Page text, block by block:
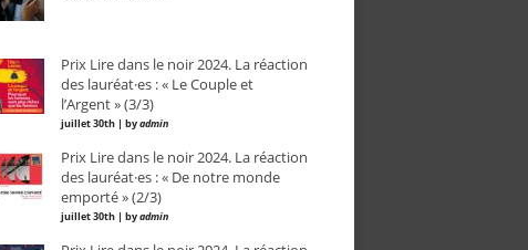
Prix Lire dans le noir 2024. La réaction
des lauréat·es : « Le Couple et
l’Argent » (3/3)
juillet 30th | byadmin
Prix Lire dans le noir 2024. La réaction
des lauréat·es : « De notre monde
emporté » (2/3)
juillet 30th | byadmin